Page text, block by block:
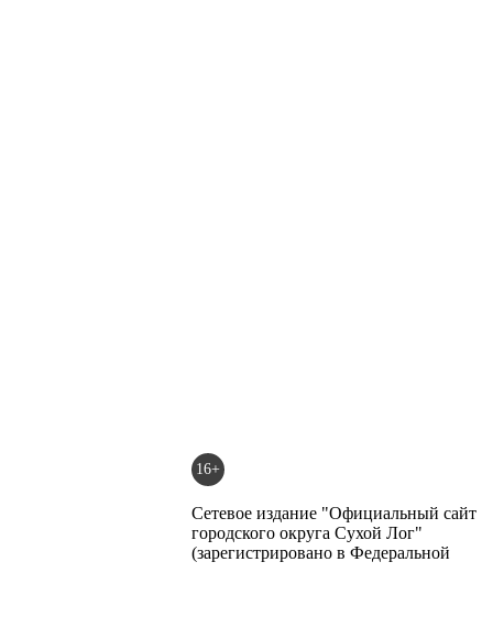
16+
Сетевое издание "Официальный сайт
городского округа Сухой Лог"
(зарегистрировано в Федеральной